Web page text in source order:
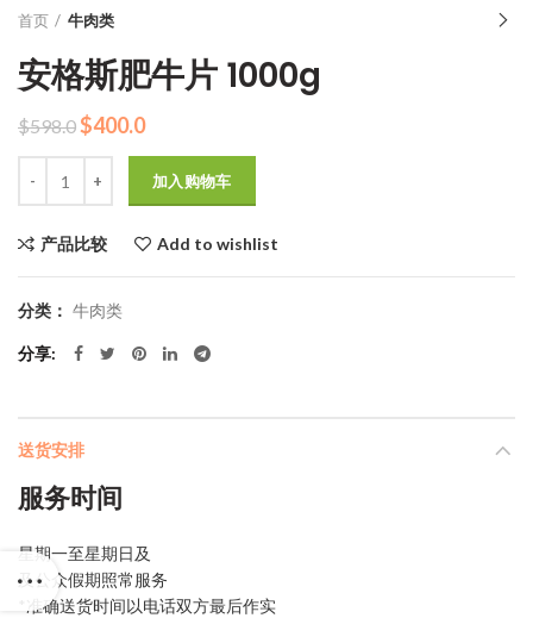
首页 牛肉类
安格斯肥牛片 1000g
$598.0原
价
为：
$598.0。
$400.0当
前
价
格
$400.0。
加入购物车
产品比较 Add to wishlist
分类： 牛肉类
分享
送货安排
服务时间
星期一至星期日及
及公众假期照常服务
*准确送货时间以电话双方最后作实